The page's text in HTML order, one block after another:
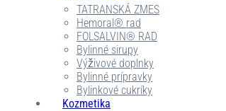
TATRANSKÁ ZMES
Hemoral® rad
FOLSALVIN® RAD
Bylinné sirupy
Výživové doplnky
Bylinné prípravky
Bylinkové cukríky
Kozmetika